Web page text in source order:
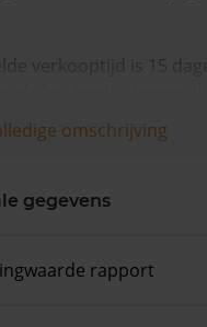
verkooptijd is 15
gemiddeld
de gemiddelde
omschrijving
gegevens
rapport